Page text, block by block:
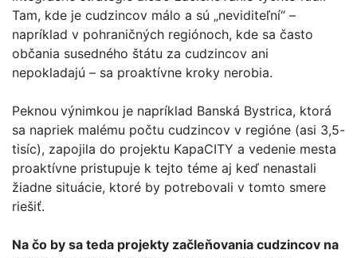
Tam, kde je cudzincov málo a sú „neviditeľní“ –
napríklad v pohraničných regiónoch, kde sa často
občania susedného štátu za cudzincov ani
nepokladajú – sa proaktívne kroky nerobia.
Peknou výnimkou je napríklad Banská Bystrica, ktorá
sa napriek malému počtu cudzincov v regióne (asi 3,5-
tisíc), zapojila do projektu KapaCITY a vedenie mesta
proaktívne pristupuje k tejto téme aj keď nenastali
žiadne situácie, ktoré by potrebovali v tomto smere
riešiť.
Na čo by sa teda projekty začleňovania cudzincov na